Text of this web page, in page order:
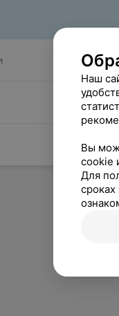
Наш
Вы
cookie
Для